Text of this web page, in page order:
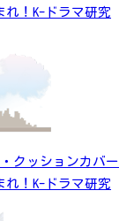
れ！K-ドラマ研究
クッションカバー
れ！K-ドラマ研究